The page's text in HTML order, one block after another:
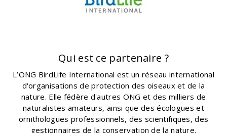
Qui est ce partenaire ?
L’ONG BirdLife International est un réseau international
d'organisations de protection des oiseaux et de la
nature. Elle fédère d'autres ONG et des milliers de
naturalistes amateurs, ainsi que des écologues et
ornithologues professionnels, des scientifiques, des
gestionnaires de la conservation de la nature.